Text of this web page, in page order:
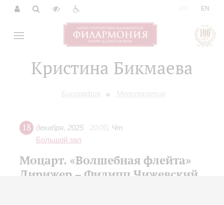
EN
Кристина Бикмаева
Биография Мероприятия
18 декабря, 2025 20:00, Чт
Большой зал
Моцарт. «Волшебная флейта»
Дирижер – Филипп Чижевский